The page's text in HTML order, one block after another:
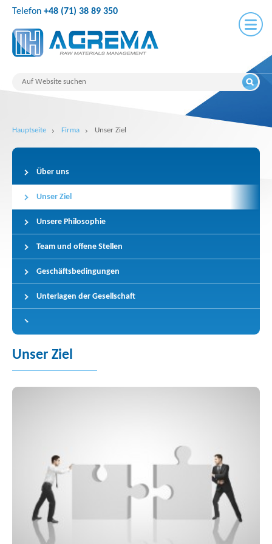
Telefon +48 (71) 38 89 350
Hauptseite Firma Unser Ziel
Über uns
Unser Ziel
Unsere Philosophie
Team und offene Stellen
Geschäftsbedingungen
Unterlagen der Gesellschaft
Unser Ziel